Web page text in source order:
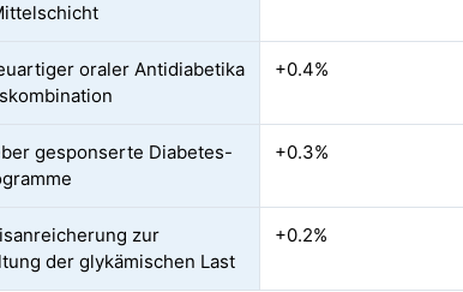
oraler Antidiabetika
+0.4%
gesponserte Diabetes-
+0.3%
zur
der glykämischen Last
+0.2%